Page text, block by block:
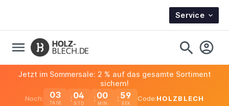
Service
Noch: 03
TAGE
04 00 59
Jetzt im Sommersale: 2 % auf das gesamte Sortiment
sichern!
Code:HOLZBLECH